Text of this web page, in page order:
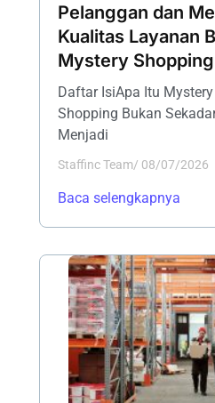
Pelanggan dan
Kualitas Layanan
Mystery Shopping
Daftar IsiApa Itu
Shopping Bukan
Menjadi
Staffinc Team/ 08/07/2026
Baca selengkapnya